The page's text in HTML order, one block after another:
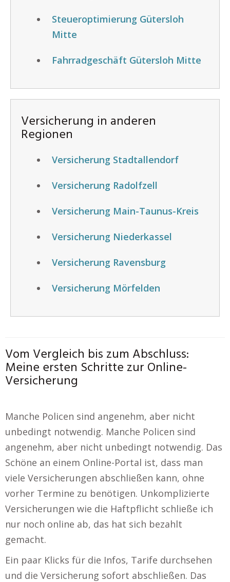
Steueroptimierung Gütersloh
Mitte
Fahrradgeschäft Gütersloh Mitte
Versicherung in anderen
Regionen
Versicherung Stadtallendorf
Versicherung Radolfzell
Versicherung Main-Taunus-Kreis
Versicherung Niederkassel
Versicherung Ravensburg
Versicherung Mörfelden
Vom Vergleich bis zum Abschluss:
Meine ersten Schritte zur Online-
Versicherung
Manche Policen sind angenehm, aber nicht
unbedingt notwendig. Manche Policen sind
angenehm, aber nicht unbedingt notwendig. Das
Schöne an einem Online-Portal ist, dass man
viele Versicherungen abschließen kann, ohne
vorher Termine zu benötigen. Unkomplizierte
Versicherungen wie die Haftpflicht schließe ich
nur noch online ab, das hat sich bezahlt
gemacht.
Ein paar Klicks für die Infos, Tarife durchsehen
und die Versicherung sofort abschließen. Das